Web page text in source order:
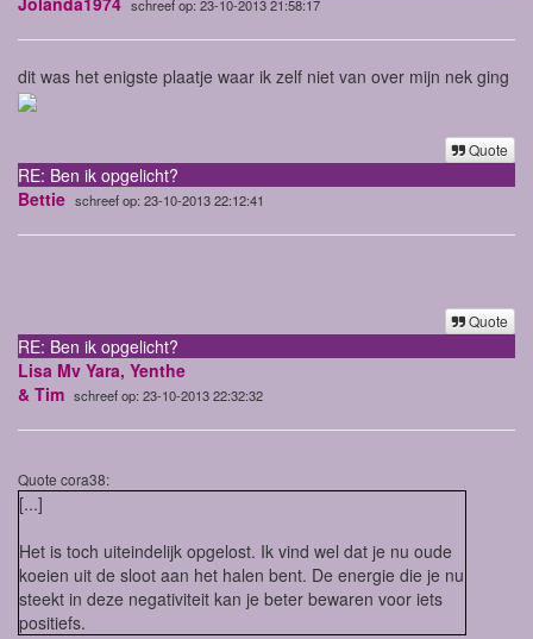
schreef op: 23-10-2013 21:58:17
dit was het enigste plaatje waar ik zelf niet van over mijn nek ging
Quote
RE: Ben ik opgelicht?
Bettie schreef op: 23-10-2013 22:12:41
Quote
RE: Ben ik opgelicht?
Lisa Mv Yara, Yenthe
& Tim schreef op: 23-10-2013 22:32:32
Quote cora38:
[...]
Het is toch uiteindelijk opgelost. Ik vind wel dat je nu oude
koeien uit de sloot aan het halen bent. De energie die je nu
steekt in deze negativiteit kan je beter bewaren voor iets
positiefs.